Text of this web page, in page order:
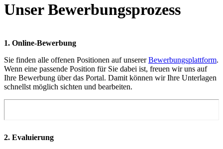
Unser Bewerbungsprozess
1. Online-Bewerbung
Sie finden alle offenen Positionen auf unsererBewerbungsplattform.
Wenn eine passende Position für Sie dabei ist, freuen wir uns auf
Ihre Bewerbung über das Portal. Damit können wir Ihre Unterlagen
schnellst möglich sichten und bearbeiten.
2. Evaluierung